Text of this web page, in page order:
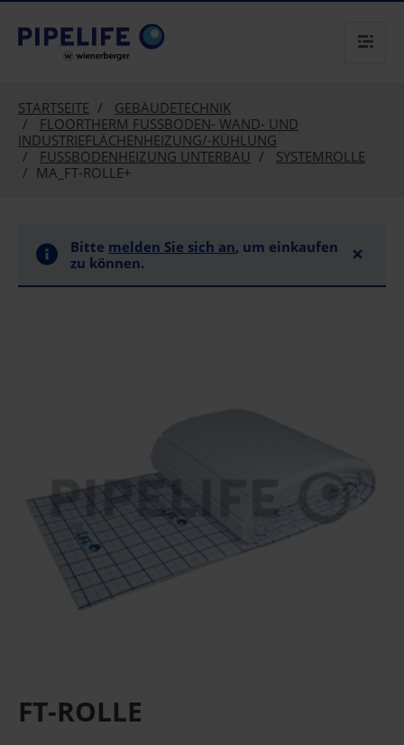
text.skipToContent
text.skipToNavigation
STARTSEITE
GEBÄUDETECHNIK
FLOORTHERM FUSSBODEN- WAND- UND I
NDUSTRIEFLÄCHENHEIZUNG/-KÜHLUNG
FUSSBODENHEIZUNG UNTERBAU
SYSTEMROLLE
MA_FT-ROLLE+
Bitte melden Sie sich an, um einkaufen
zu können.
×
FT-ROLLE